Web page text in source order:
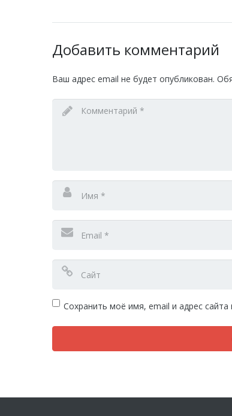
Добавить комментарий
Ваш адрес email не будет опубликован.
Сохранить моё имя, email и адрес